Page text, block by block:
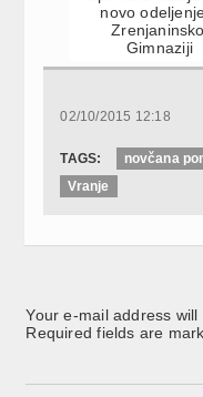
novo
Gimnaziji
02/10/2015 12:18
TAGS: novčana
Vranje
Your e-mail address will
Required fields are